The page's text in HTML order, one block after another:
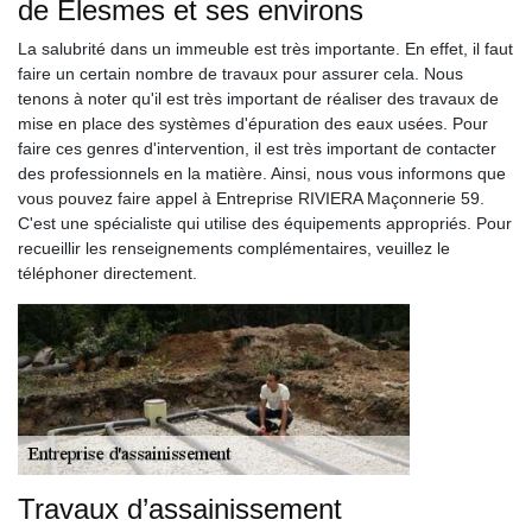
de Elesmes et ses environs
La salubrité dans un immeuble est très importante. En effet, il faut
faire un certain nombre de travaux pour assurer cela. Nous
tenons à noter qu'il est très important de réaliser des travaux de
mise en place des systèmes d'épuration des eaux usées. Pour
faire ces genres d'intervention, il est très important de contacter
des professionnels en la matière. Ainsi, nous vous informons que
vous pouvez faire appel à Entreprise RIVIERA Maçonnerie 59.
C'est une spécialiste qui utilise des équipements appropriés. Pour
recueillir les renseignements complémentaires, veuillez le
téléphoner directement.
Travaux d’assainissement